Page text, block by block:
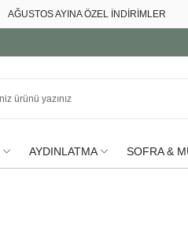
AĞUSTOS AYINA ÖZEL İNDİRİMLER
AYDINLATMA SOFRA &